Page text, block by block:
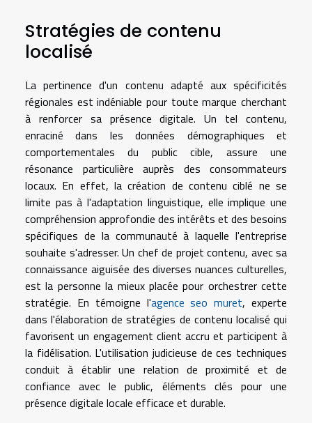
Stratégies de contenu
localisé
La pertinence d'un contenu adapté aux spécificités
régionales est indéniable pour toute marque cherchant
à renforcer sa présence digitale. Un tel contenu,
enraciné dans les données démographiques et
comportementales du public cible, assure une
résonance particulière auprès des consommateurs
locaux. En effet, la création de contenu ciblé ne se
limite pas à l'adaptation linguistique, elle implique une
compréhension approfondie des intérêts et des besoins
spécifiques de la communauté à laquelle l'entreprise
souhaite s'adresser. Un chef de projet contenu, avec sa
connaissance aiguisée des diverses nuances culturelles,
est la personne la mieux placée pour orchestrer cette
stratégie. En témoigne l'agence seo muret, experte
dans l'élaboration de stratégies de contenu localisé qui
favorisent un engagement client accru et participent à
la fidélisation. L'utilisation judicieuse de ces techniques
conduit à établir une relation de proximité et de
confiance avec le public, éléments clés pour une
présence digitale locale efficace et durable.